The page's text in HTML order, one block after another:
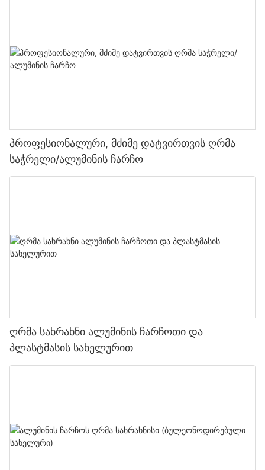
პროფესიონალური, მძიმე დატვირთვის ღრმა
საჭრელი/ალუმინის ჩარჩო
ღრმა სახრახნი ალუმინის ჩარჩოთი და
პლასტმასის სახელურით